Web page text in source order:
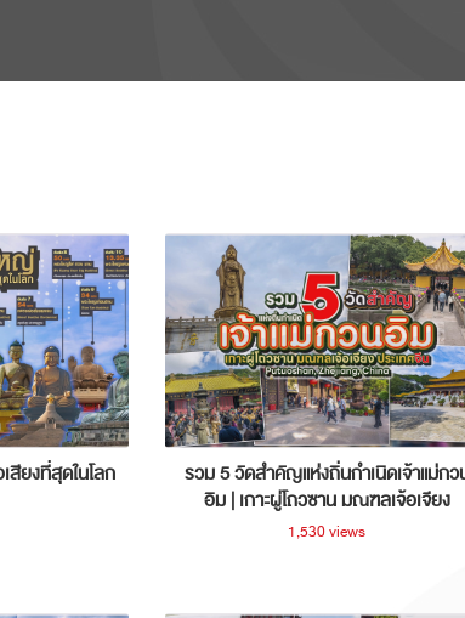
สียงที่สุดในโลก
รวม 5 วัดสำคัญแห่งถิ่นกำเนิดเจ้าแม่กว
อิม | เกาะผู่โถวซาน มณฑลเจ้อเจียง
ประเทศจีน
1,530 views